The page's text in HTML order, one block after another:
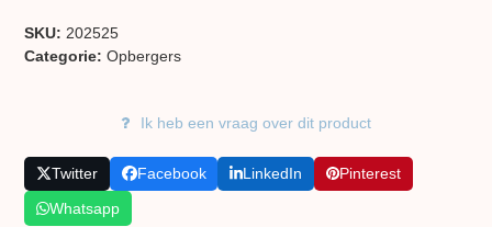
SKU: 202525
Categorie:Opbergers
Ik heb een vraag over dit product
Twitter Facebook LinkedIn
Pinterest
Whatsapp